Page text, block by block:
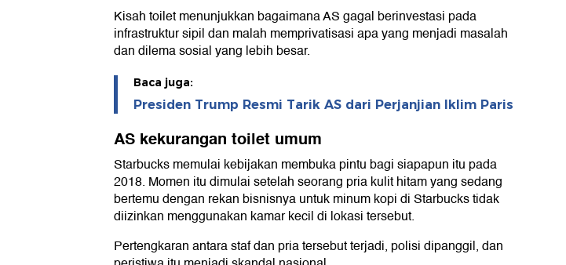
Kisah toilet menunjukkan bagaimana AS gagal berinvestasi pada
infrastruktur sipil dan malah memprivatisasi apa yang menjadi masalah
dan dilema sosial yang lebih besar.
Baca juga:
Presiden Trump Resmi Tarik AS dari Perjanjian Iklim Paris
AS kekurangan toilet umum
Starbucks memulai kebijakan membuka pintu bagi siapapun itu pada
2018. Momen itu dimulai setelah seorang pria kulit hitam yang sedang
bertemu dengan rekan bisnisnya untuk minum kopi di Starbucks tidak
diizinkan menggunakan kamar kecil di lokasi tersebut.
Pertengkaran antara staf dan pria tersebut terjadi, polisi dipanggil, dan